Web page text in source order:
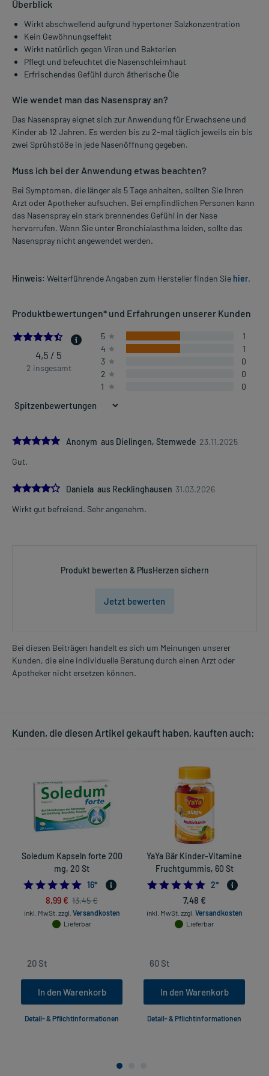
Überblick
Wirkt abschwellend aufgrund hypertoner Salzkonzentration
Kein Gewöhnungseffekt
Wirkt natürlich gegen Viren und Bakterien
Pflegt und befeuchtet die Nasenschleimhaut
Erfrischendes Gefühl durch ätherische Öle
Wie wendet man das Nasenspray an?
Das Nasenspray eignet sich zur Anwendung für Erwachsene und
Kinder ab 12 Jahren. Es werden bis zu 2-mal täglich jeweils ein bis
zwei Sprühstöße in jede Nasenöffnung gegeben.
Muss ich bei der Anwendung etwas beachten?
Bei Symptomen, die länger als 5 Tage anhalten, sollten Sie Ihren
Arzt oder Apotheker aufsuchen. Bei empfindlichen Personen kann
das Nasenspray ein stark brennendes Gefühl in der Nase
hervorrufen. Wenn Sie unter Bronchialasthma leiden, sollte das
Nasenspray nicht angewendet werden.
Hinweis: Weiterführende Angaben zum Hersteller finden Sie hier.
Produktbewertungen* und Erfahrungen unserer Kunden
4.5
4,5 / 5
2 insgesamt
5
1
4
1
3
0
2
0
1
0
5.0Anonym aus Dielingen, Stemwede 23.11.2025
Gut.
4.0
Daniela aus Recklinghausen 31.03.2026
Wirkt gut befreiend. Sehr angenehm.
Produkt bewerten & PlusHerzen sichern
Jetzt bewerten
Bei diesen Beiträgen handelt es sich um Meinungen unserer
Kunden, die eine individuelle Beratung durch einen Arzt oder
Apotheker nicht ersetzen können.
Kunden, die diesen Artikel gekauft haben, kauften auch:
Soledum Kapseln forte 200
mg, 20 St
5.0
16*
8,99 € 13,45 €
inkl. MwSt. zzgl. Versandkosten
Lieferbar
In den Warenkorb
Detail- & Pflichtinformationen
YaYa Bär Kinder-Vitamine
Fruchtgummis, 60 St
5.0
2*
7,48 €
inkl. MwSt. zzgl. Versandkosten
Lieferbar
In den Warenkorb
Detail- & Pflichtinformationen